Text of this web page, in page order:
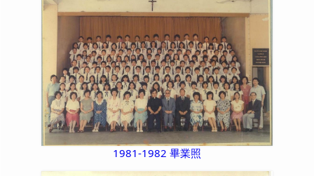
1981-1982 畢業照